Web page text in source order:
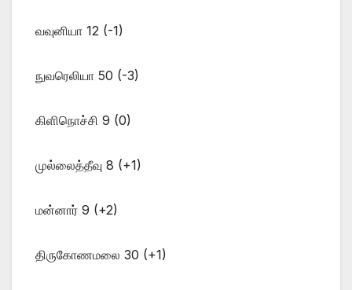
வவுனியா 12 (-1)
நுவரெலியா 50 (-3)
கிளிநொச்சி 9 (0)
முல்லைத்தீவு 8 (+1)
மன்னார் 9 (+2)
திருகோணமலை 30 (+1)